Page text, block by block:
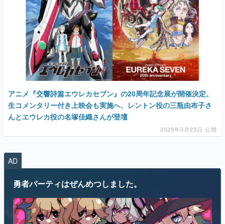
カテゴリ
特集記事
マンガ
女性向け
アプリレビュー
その他
運営：株式会社マレ
アニメ『交響詩篇エウレカセブン』の20周年記念展が開催決定。
生コメンタリー付き上映会も実施へ、レントン役の三瓶由布子さ
んとエウレカ役の名塚佳織さんが登壇
2025年3月23日 公開
AD
勇者パーティはぜんめつしました。